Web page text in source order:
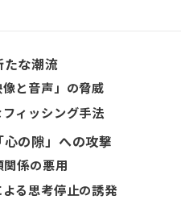
な潮流
と音声」の脅威
ィッシング手法
の隙」への攻撃
係の悪用
よる思考停止の誘発